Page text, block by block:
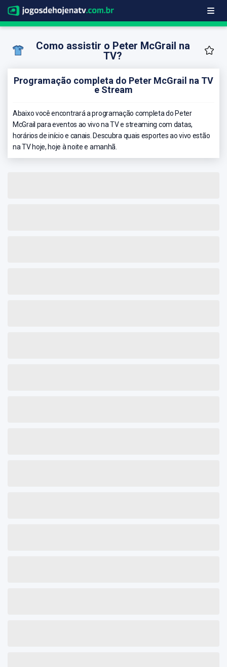
Como assistir o Peter McGrail na
TV?
Programação completa do Peter McGrail na TV
e Stream
Abaixo você encontrará a programação completa do Peter
McGrail para eventos ao vivo na TV e streaming com datas,
horários de início e canais. Descubra quais esportes ao vivo estão
na TV hoje, hoje à noite e amanhã.